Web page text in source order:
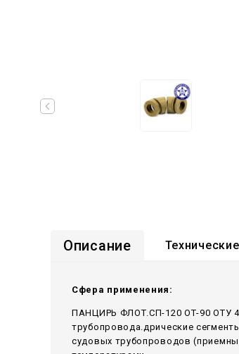
Описание
Сфера применения:
ПАНЦИРЬ ФЛОТ.СП-120 ОТ-90 ОТУ
трубопровода.дрические
судовых трубопроводов